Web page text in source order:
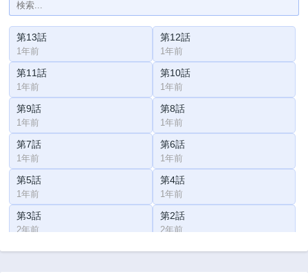
第13話
1年前
第12話
1年前
第11話
1年前
第10話
1年前
第9話
1年前
第8話
1年前
第7話
1年前
第6話
1年前
第5話
1年前
第4話
1年前
第3話
2年前
第2話
2年前
第1話